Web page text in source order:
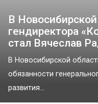
В
гендиректора
стал Вячеслав
В Новосибирской
обязанности
развития...